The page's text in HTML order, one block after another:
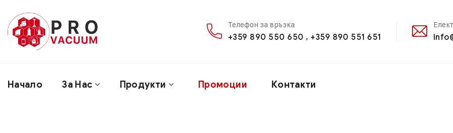
Телефон за връзка
+359 890 550 650 , +359 890 551 651
Начало За Нас Продукти Промоции Контакти